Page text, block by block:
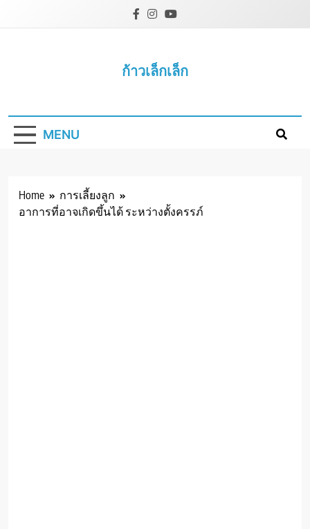
ก้าวเล็กเล็ก
MENU
Home
การเลี้ยงลูก
อาการที่อาจเกิดขึ้นได้ ระหว่างตั้งครรภ์